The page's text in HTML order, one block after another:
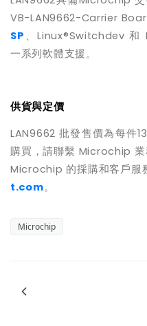
VB-LAN9662-Carrier
SP 、Linux®Switchdev和
一系列軟體支援。
供貨與定價
LAN9662批發售價為每件
購買，請聯繫 Microchip
Microchip 的採購和客戶服
t.com。
Microchip